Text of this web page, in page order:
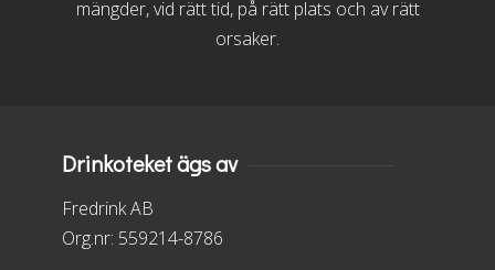
mängder, vid rätt tid, på rätt plats och av rätt
orsaker.
Drinkoteket ägs av
Fredrink AB
Org.nr: 559214-8786